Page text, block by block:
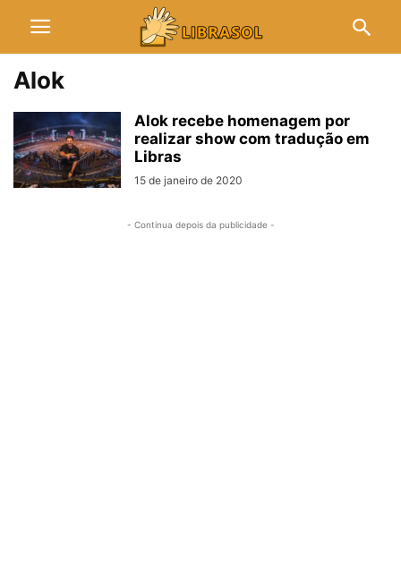
Alok
Alok recebe homenagem por
realizar show com tradução em
Libras
15 de janeiro de 2020
- Continua depois da publicidade -